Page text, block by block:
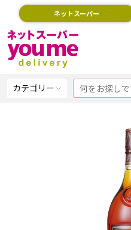
ネットスーパー
カテゴリー